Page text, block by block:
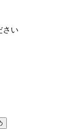
さい